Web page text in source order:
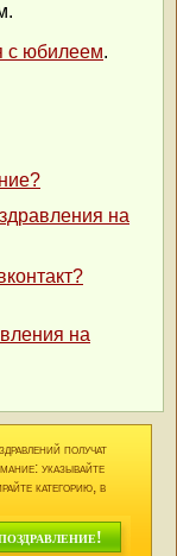
с юбилеем.
на
на
получат
указывайте
категорию, в